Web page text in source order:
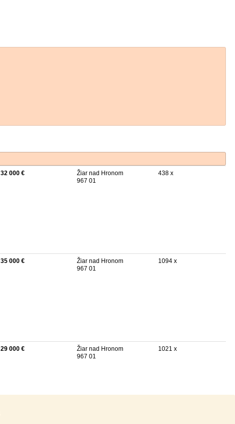
32 000 €
Žiar nad Hronom
967 01
438 x
35 000 €
Žiar nad Hronom
967 01
1094 x
29 000 €
Žiar nad Hronom
967 01
1021 x